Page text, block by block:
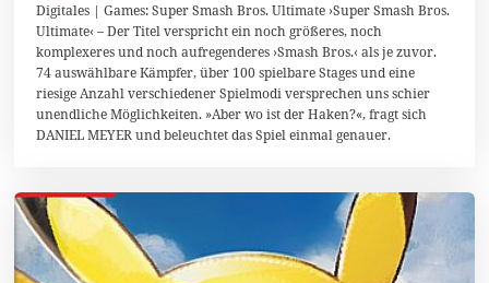
M
ä
r
z
0
1
9
Digitales | Games: Super Smash Bros. Ultimate ›Super Smash Bros.
Ultimate‹ – Der Titel verspricht ein noch größeres, noch
komplexeres und noch aufregenderes ›Smash Bros.‹ als je zuvor.
74 auswählbare Kämpfer, über 100 spielbare Stages und eine
riesige Anzahl verschiedener Spielmodi versprechen uns schier
unendliche Möglichkeiten. »Aber wo ist der Haken?«, fragt sich
DANIEL MEYER und beleuchtet das Spiel einmal genauer.